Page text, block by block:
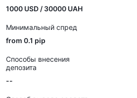
1000 USD / 30000 UAH
Минимальный спред
from 0.1 pip
Способы внесения
депозита
--